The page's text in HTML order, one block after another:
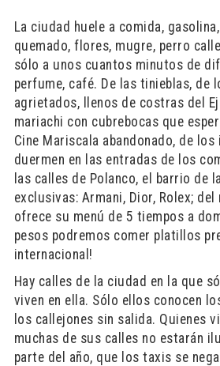
La ciudad huele a comida,
quemado, flores, mugre, perro
sólo a unos cuantos minutos de
perfume, café. De las tinieblas, de
agrietados, llenos de costras del
mariachi con cubrebocas que
Cine Mariscala abandonado, de
duermen en las entradas de los
las calles de Polanco, el barrio de
exclusivas: Armani, Dior, Rolex;
ofrece su menú de 5 tiempos a
pesos podremos comer platillos
internacional!
Hay calles de la ciudad en la que
viven en ella. Sólo ellos conocen
los callejones sin salida. Quienes
muchas de sus calles no estarán
parte del año, que los taxis se